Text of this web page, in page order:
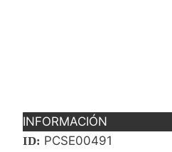
INFORMACIÓN
ID: